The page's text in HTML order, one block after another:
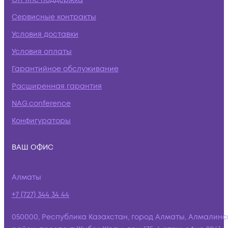
Сервисные контракты
Условия доставки
Условия оплаты
Гарантийное обслуживание
Расширенная гарантия
NAG.conference
Конфигураторы
ВАШ ОФИС
Алматы
+7 (727) 344 34 44
050000, Республика Казахстан, город Алматы,